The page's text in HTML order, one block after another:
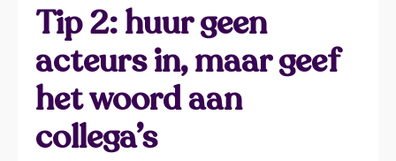
Tip 2: huur geen
acteurs in, maar geef
het woord aan
collega’s